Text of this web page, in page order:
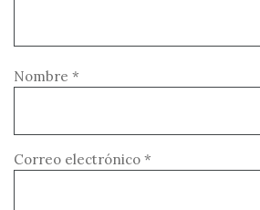
Nombre *
Correo electrónico *